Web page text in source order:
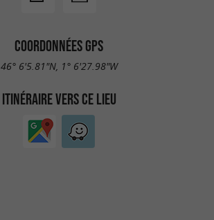
COORDONNÉES GPS
46° 6'5.81"N, 1° 6'27.98"W
ITINÉRAIRE VERS CE LIEU